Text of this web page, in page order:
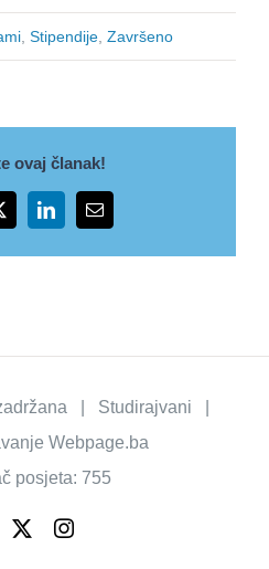
, Stipendije, Završeno
ovaj članak!
LinkedInEmail
| Studirajvani |
Webpage.ba
posjeta: 755
Facebook Instagram